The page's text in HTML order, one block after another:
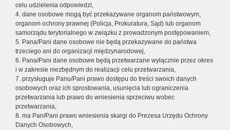
celu udzielenia odpowiedzi,
4. dane osobowe mogą być przekazywane organom państwowym,
organom ochrony prawnej (Policja, Prokuratura, Sąd) lub organom
samorządu terytorialnego w związku z prowadzonym postępowaniem,
5. Pana/Pani dane osobowe nie będą przekazywane do państwa
trzeciego ani do organizacji międzynarodowej,
6. Pana/Pani dane osobowe będą przetwarzane wyłącznie przez okres
i w zakresie niezbędnym do realizacji celu przetwarzania,
7. przysługuje Panu/Pani prawo dostępu do treści swoich danych
osobowych oraz ich sprostowania, usunięcia lub ograniczenia
przetwarzania lub prawo do wniesienia sprzeciwu wobec
przetwarzania,
8. ma Pan/Pani prawo wniesienia skargi do Prezesa Urzędu Ochrony
Danych Osobowych,